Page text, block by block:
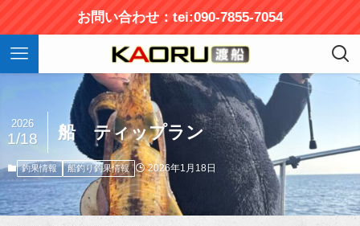
お問い合わせ：tei:090-7855-7054
船 ティップラン
2026
1/18
釣果情報 船釣り釣果情報 2026年1月18日